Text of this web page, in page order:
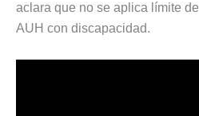
aclara que no se aplica límite
AUH con discapacidad.